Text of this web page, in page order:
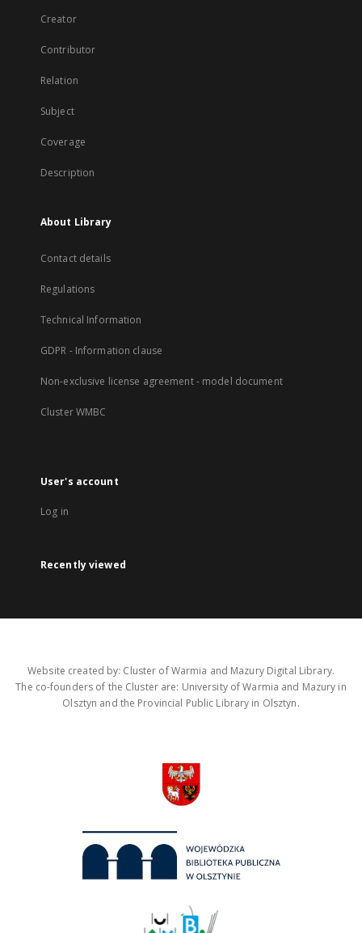
Creator
Contributor
Relation
Subject
Coverage
Description
About Library
Contact details
Regulations
Technical Information
GDPR - Information clause
Non-exclusive license agreement - model document
Cluster WMBC
User's account
Log in
Recently viewed
Website created by: Cluster of Warmia and Mazury Digital Library.
The co-founders of the Cluster are: University of Warmia and Mazury in
Olsztyn and the Provincial Public Library in Olsztyn.